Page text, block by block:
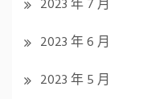
2023 年 7 月
2023 年 6 月
2023 年 5 月